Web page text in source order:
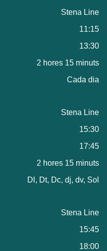
Stena Line
11:15
13:30
2 hores 15 minuts
Cada dia
Stena Line
15:30
17:45
2 hores 15 minuts
Dl, Dt, Dc, dj, dv, Sol
Stena Line
15:45
18:00